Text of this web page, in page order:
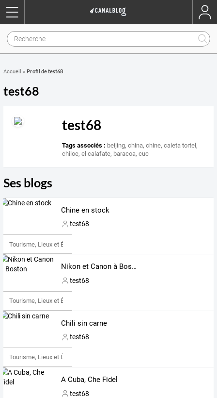
Accueil » Profil de test68
test68
test68
Tags associés : beijing,china,chine,caleta tortel,
chiloe,el calafate, baracoa,cuc
Ses blogs
Chine en stock
test68
Tourisme, Lieux et Événements
Nikon et Canon à Boston
test68
Tourisme, Lieux et Événements
Chili sin carne
test68
Tourisme, Lieux et Événements
A Cuba, Che Fidel
test68